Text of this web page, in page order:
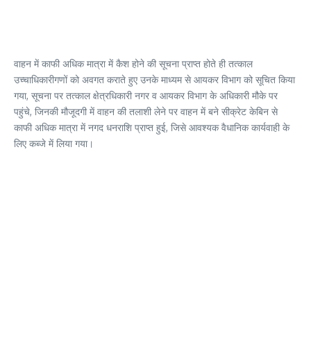
वाहन में काफी अधिक मात्रा में कैश होने की सूचना प्राप्त होते ही तत्काल
उच्चाधिकारीगणों को अवगत कराते हुए उनके माध्यम से आयकर विभाग को सूचित किया
गया, सूचना पर तत्काल क्षेत्रधिकारी नगर व आयकर विभाग के अधिकारी मौके पर
पहुंचे, जिनकी मौजूदगी में वाहन की तलाशी लेने पर वाहन में बने सीक्रेट केबिन से
काफी अधिक मात्रा में नगद धनराशि प्राप्त हुई, जिसे आवश्यक वैधानिक कार्यवाही के
लिए कब्जे में लिया गया।